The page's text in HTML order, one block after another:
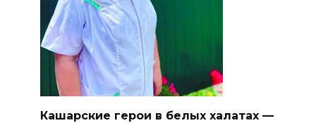
Кашарские герои в белых халатах —